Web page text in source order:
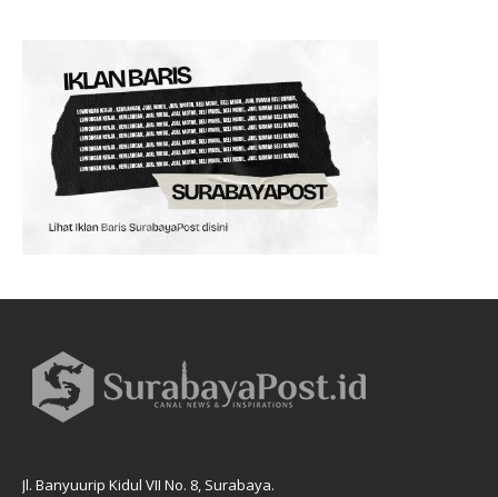
Jl. Banyuurip Kidul VII No. 8, Surabaya.